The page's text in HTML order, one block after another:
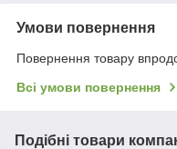
Умови повернення
Повернення товару
Всі умови повернення
Подібні товари